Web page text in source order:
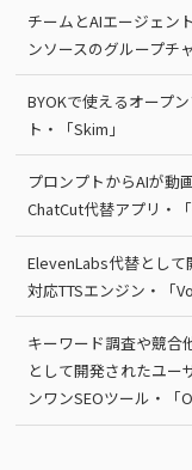
チームとAIエージェン
ンソースのグループチ
BYOKで使えるオープ
ト・「Skim」
プロンプトからAIが動
ChatCut代替アプリ・
ElevenLabs代替として
対応TTSエンジン・「
キーワード調査や競合
として開発されたユー
ンワンSEOツール・「